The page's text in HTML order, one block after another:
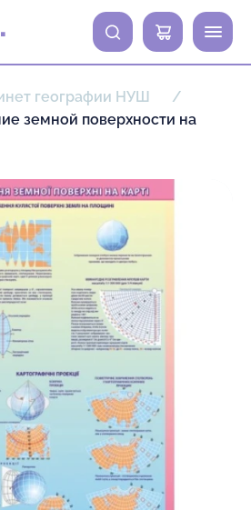
0
географии НУШ
земной поверхности на